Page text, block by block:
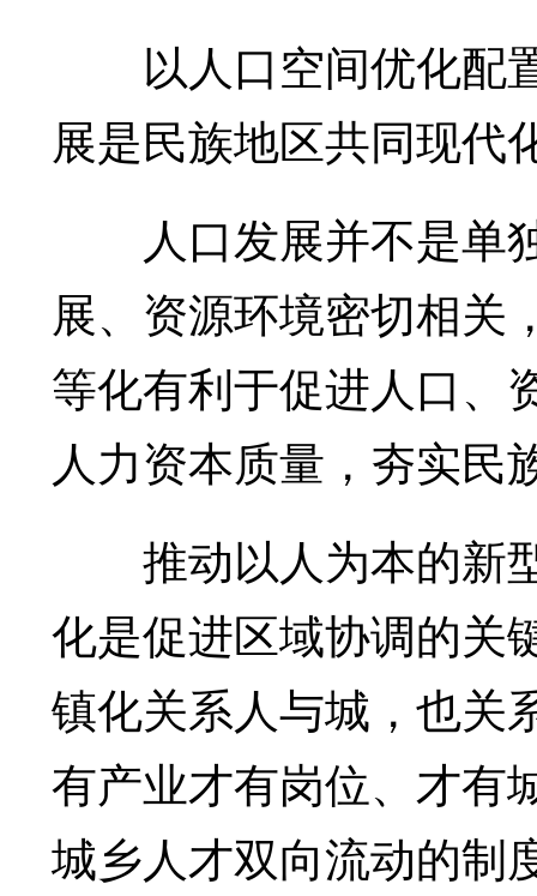
以人口空间优化配
展是民族地区共同现代
人口发展并不是单
展、资源环境密切相关
等化有利于促进人口、
人力资本质量，夯实民
推动以人为本的新
化是促进区域协调的关
镇化关系人与城，也关
有产业才有岗位、才有
城乡人才双向流动的制